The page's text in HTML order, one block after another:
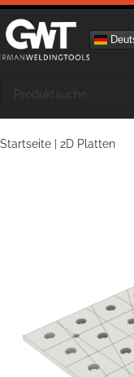
Startseite 2D Platten